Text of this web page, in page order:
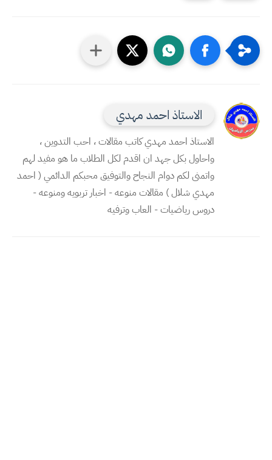
الاستاذ احمد مهدي
الاستاذ احمد مهدي كاتب مقالات ، احب التدوين ،
واحاول بكل جهد ان اقدم لكل الطلاب ما هو مفيد لهم
واتمنى لكم دوام النجاح والتوفيق محبكم الدائمي ( احمد
مهدي شلال ) مقالات منوعه - اخبار تربويه ومنوعه -
دروس رياضيات - العاب وترفيه